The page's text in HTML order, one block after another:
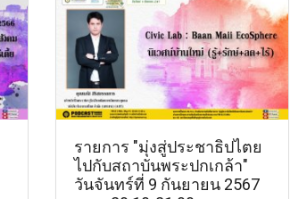
รายการ "มุ่งสู่ประชาธิปไตย
ไปกับสถาบันพระปกเกล้า"
วันจันทร์ที่ 9 กันยายน 2567